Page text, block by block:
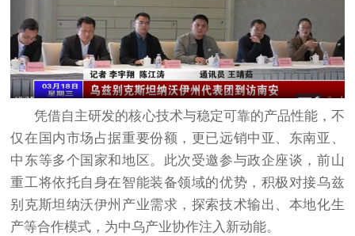
凭借自主研发的核心技术与稳定可靠的产品性能，不
仅在国内市场占据重要份额，更已远销中亚、东南亚、
中东等多个国家和地区。此次受邀参与政企座谈，前山
重工将依托自身在智能装备领域的优势，积极对接乌兹
别克斯坦纳沃伊州产业需求，探索技术输出、本地化生
产等合作模式，为中乌产业协作注入新动能。